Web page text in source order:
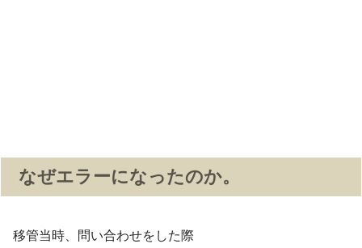
なぜエラーになったのか。
移管当時、問い合わせをした際